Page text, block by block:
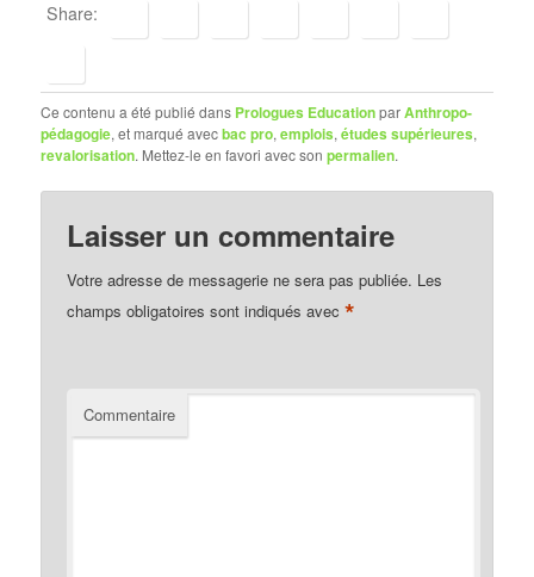
Share:
Ce contenu a été publié dans Prologues EducationparAnthropo-
pédagogie, et marqué avecbac pro,emplois,études supérieures,
revalorisation. Mettez-le en favori avec sonpermalien.
Laisser un commentaire
Votre adresse de messagerie ne sera pas publiée. Les
champs obligatoires sont indiqués avec*
Commentaire